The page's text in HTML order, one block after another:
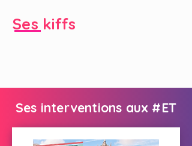
Ses kiffs
Ses interventions aux #ET